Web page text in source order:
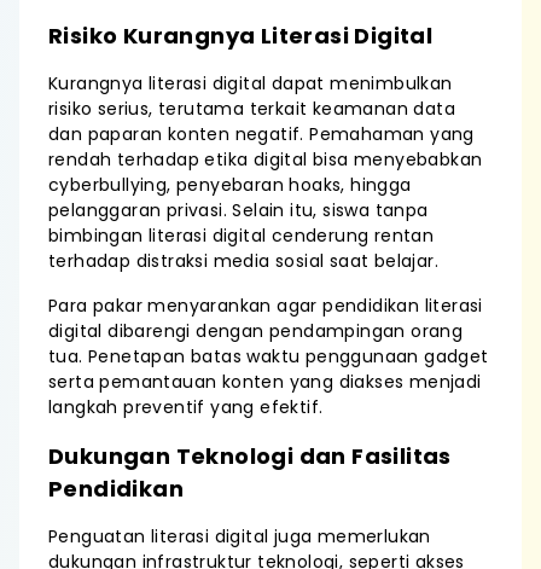
Risiko Kurangnya Literasi Digital
Kurangnya literasi digital dapat menimbulkan
risiko serius, terutama terkait keamanan data
dan paparan konten negatif. Pemahaman yang
rendah terhadap etika digital bisa menyebabkan
cyberbullying, penyebaran hoaks, hingga
pelanggaran privasi. Selain itu, siswa tanpa
bimbingan literasi digital cenderung rentan
terhadap distraksi media sosial saat belajar.
Para pakar menyarankan agar pendidikan literasi
digital dibarengi dengan pendampingan orang
tua. Penetapan batas waktu penggunaan gadget
serta pemantauan konten yang diakses menjadi
langkah preventif yang efektif.
Dukungan Teknologi dan Fasilitas
Pendidikan
Penguatan literasi digital juga memerlukan
dukungan infrastruktur teknologi, seperti akses